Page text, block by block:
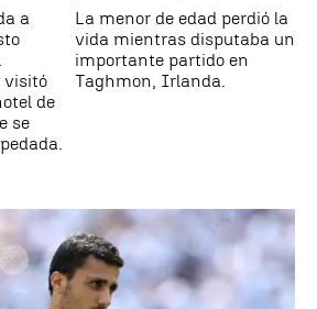
a
visitó
de
se
La menor de edad perdió la
vida mientras disputaba un
importante partido en
Taghmon, Irlanda.